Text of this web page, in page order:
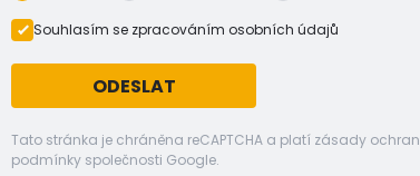
Souhlasím se zpracováním osobních údajů
ODESLAT
Tato stránka je chráněna reCAPTCHA a platí zásady
podmínky společnosti Google.